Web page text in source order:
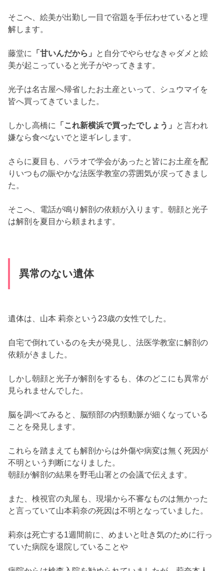
さらに夏目も、
パラオで学会があったと皆にお土産を配
りいつもの賑やかな法
医学教室の雰囲気が戻ってきまし
た。
そこへ、電話が鳴り解剖の依頼が入ります。
朝顔と光子
は解剖を夏目から頼まれます。
異常のない遺体
遺体は、山本 莉奈という23歳の女性でした。
自宅で倒れているのを夫が発見し、
依頼がきました。
しかし朝顔と光子が解剖をするも、体の
ことを発見します。
不明という
判断になりました。
朝顔が解剖の結果を野毛山署との会議で伝えます。
また、検視官の丸屋も、現場から不審なものは無かった
と言っていて山本莉奈の死因は不明
莉奈は死亡する1週間前に、 めまいと吐き気のために行っ
ていた病院を退院していることや
病院からは検査入院を勧められていましたが、 莉奈本人
が入院費が払えないことや3歳の子供がいることから通院
発見者の夫から、 家族で朝食を食べて昼間に莉奈と連絡
が取れなくなり帰ってみると 莉奈が倒れていたという
経緯を聞いたと山倉が皆に伝えました。
そして、 場面が変わり野毛山署では、病院の担当医が莉
奈が亡くなるほど重病で
はない様子であったことや
夫婦仲もよかったことなど聞き込み結果を山倉が聞いて
いました。